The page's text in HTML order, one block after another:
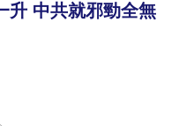
升 中共就邪勁全無